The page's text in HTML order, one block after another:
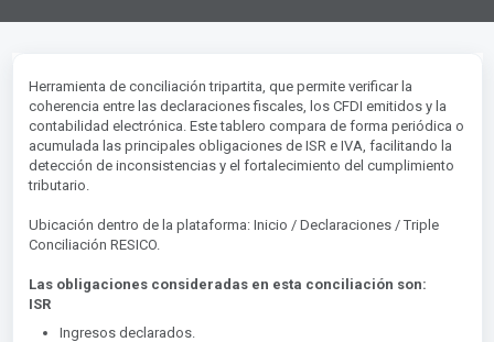
Herramienta de conciliación tripartita, que permite verificar la
coherencia entre las declaraciones fiscales, los CFDI emitidos y la
contabilidad electrónica. Este tablero compara de forma periódica o
acumulada las principales obligaciones de ISR e IVA, facilitando la
detección de inconsistencias y el fortalecimiento del cumplimiento
tributario.
Ubicación dentro de la plataforma: Inicio / Declaraciones / Triple
Conciliación RESICO.
Las obligaciones consideradas en esta conciliación son:
ISR
Ingresos declarados.